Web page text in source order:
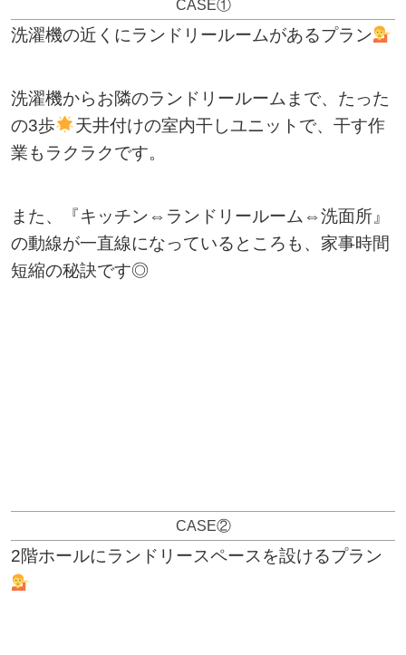
CASE①
洗濯機の近くにランドリールームがあるプラン
洗濯機からお隣のランドリールームまで、たった
の3歩
天井付けの室内干しユニットで、干す作
業もラクラクです。
また、『キッチン⇔ランドリールーム⇔洗面所』
の動線が一直線になっているところも、家事時間
短縮の秘訣です◎
CASE②
2階ホールにランドリースペースを設けるプラン